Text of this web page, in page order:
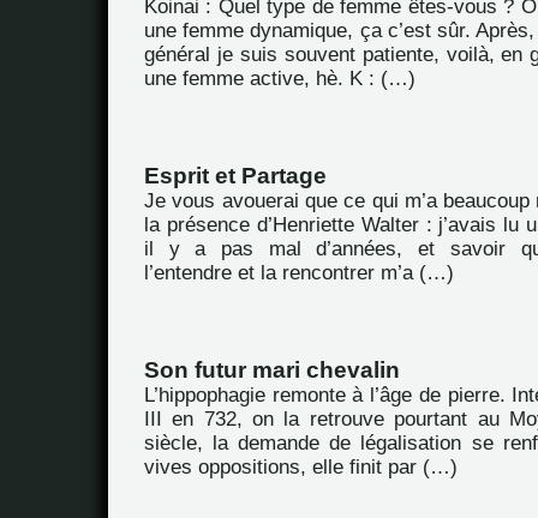
Koinai : Quel type de femme êtes-vous ?
une femme dynamique, ça c’est sûr.
général je suis souvent patiente, voilà, en
une femme active, hè. K : (…)
Esprit et Partage
Je vous avouerai que ce qui m’a
la présence d’Henriette Walter : j’avais lu
il y a pas mal d’années, et savoir
l’entendre et la rencontrer m’a (…)
Son futur mari chevalin
L’hippophagie remonte à l’âge de pierre.
III en 732, on la retrouve pourtant au
siècle, la demande de légalisation se
vives oppositions, elle finit par (…)